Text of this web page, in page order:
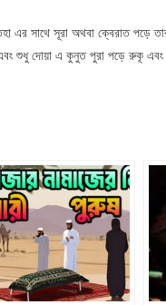
এর সাথে সূরা অথবা ক্বেরাত পড়ে
শুধু দোয়া এ কুনুত পুরা পড়ে রুকূ এবং